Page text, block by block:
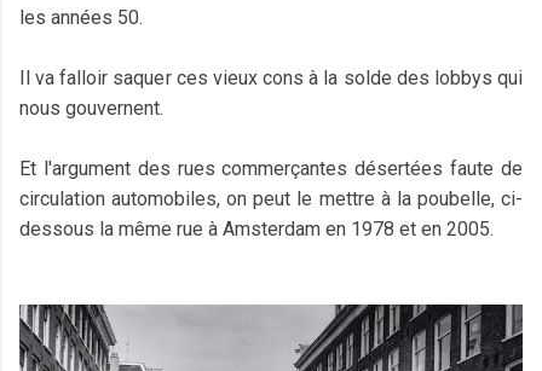
les années 50.
Il va falloir saquer ces vieux cons à la solde des lobbys qui
nous gouvernent.
Et l'argument des rues commerçantes désertées faute de
circulation automobiles, on peut le mettre à la poubelle, ci-
dessous la même rue à Amsterdam en 1978 et en 2005.